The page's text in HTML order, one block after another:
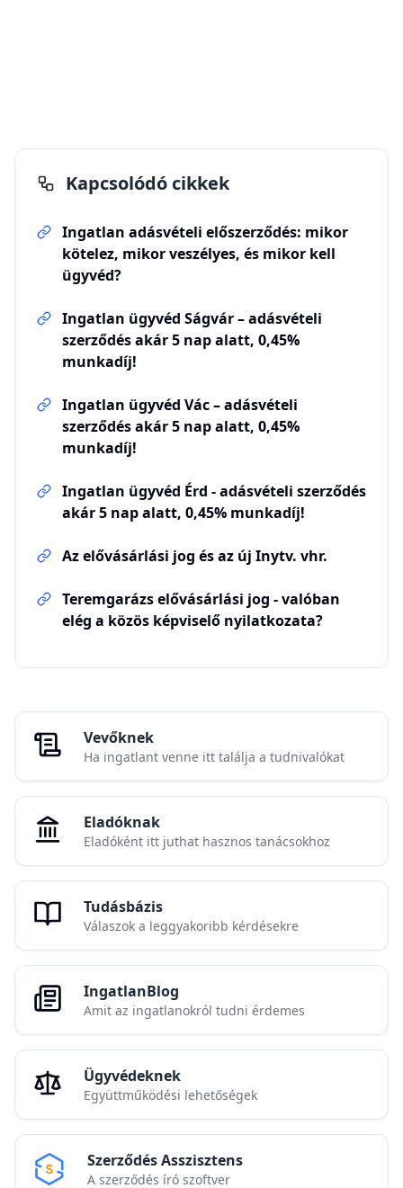
Kapcsolódó cikkek
Ingatlan adásvételi előszerződés: mikor
kötelez, mikor veszélyes, és mikor kell
ügyvéd?
Ingatlan ügyvéd Ságvár – adásvételi
szerződés akár 5 nap alatt, 0,45%
munkadíj!
Ingatlan ügyvéd Vác – adásvételi
szerződés akár 5 nap alatt, 0,45%
munkadíj!
Ingatlan ügyvéd Érd - adásvételi szerződés
akár 5 nap alatt, 0,45% munkadíj!
Az elővásárlási jog és az új Inytv. vhr.
Teremgarázs elővásárlási jog - valóban
elég a közös képviselő nyilatkozata?
Vevőknek
Ha ingatlant venne itt találja a tudnivalókat
Eladóknak
Eladóként itt juthat hasznos tanácsokhoz
Tudásbázis
Válaszok a leggyakoribb kérdésekre
IngatlanBlog
Amit az ingatlanokról tudni érdemes
Ügyvédeknek
Együttműködési lehetőségek
Szerződés Asszisztens
A szerződés író szoftver